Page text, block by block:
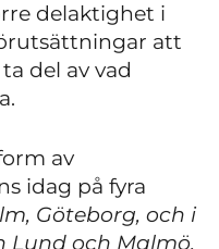
delaktighet i
att
del av vad
av
idag på fyra
Göteborg, och i
Lund och Malmö.